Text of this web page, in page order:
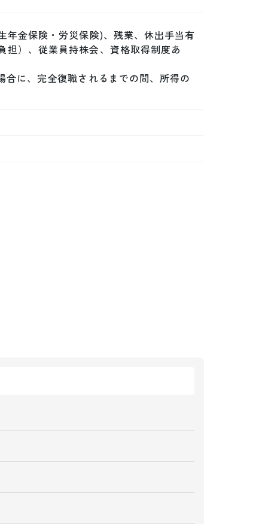
金保険・労災保険)、残業、休出手当有
担）、従業員持株会、資格取得制度あ
に、完全復職されるまでの間、所得の